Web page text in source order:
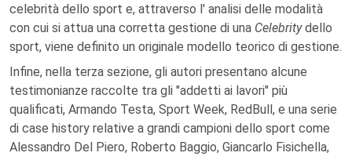
celebrità dello sport e, attraverso l' analisi delle modalità
con cui si attua una corretta gestione di una Celebritydello
sport, viene definito un originale modello teorico di gestione.
Infine, nella terza sezione, gli autori presentano alcune
testimonianze raccolte tra gli "addetti ai lavori" più
qualificati, Armando Testa, Sport Week, RedBull, e una serie
di case history relative a grandi campioni dello sport come
Alessandro Del Piero, Roberto Baggio, Giancarlo Fisichella,